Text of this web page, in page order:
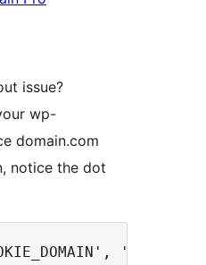
issue?
wp-
domain.com
notice the dot